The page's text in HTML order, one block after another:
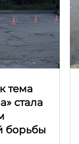
тема
стала
борьбы